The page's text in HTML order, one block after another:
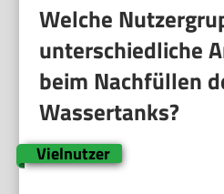
Welche
unterschiedliche
beim Nachfüllen
Wassertanks?
Vielnutzer